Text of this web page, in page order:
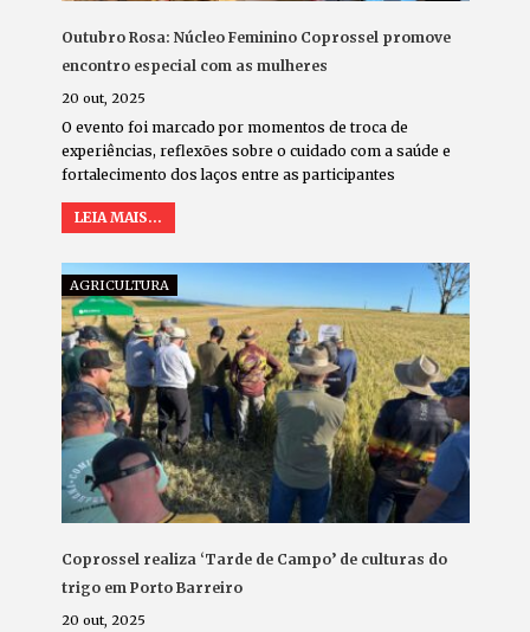
Outubro Rosa: Núcleo Feminino Coprossel promove
encontro especial com as mulheres
20 out, 2025
O evento foi marcado por momentos de troca de
experiências, reflexões sobre o cuidado com a saúde e
fortalecimento dos laços entre as participantes
LEIA MAIS...
AGRICULTURA
Coprossel realiza ‘Tarde de Campo’ de culturas do
trigo em Porto Barreiro
20 out, 2025